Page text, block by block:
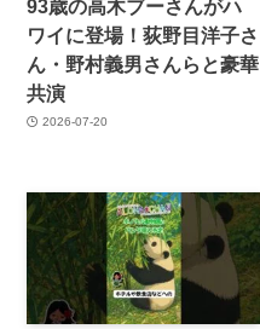
93歳の高木ブーさんがハ
ワイに登場！荻野目洋子さ
ん・野村義男さんらと豪華
共演
2026-07-20